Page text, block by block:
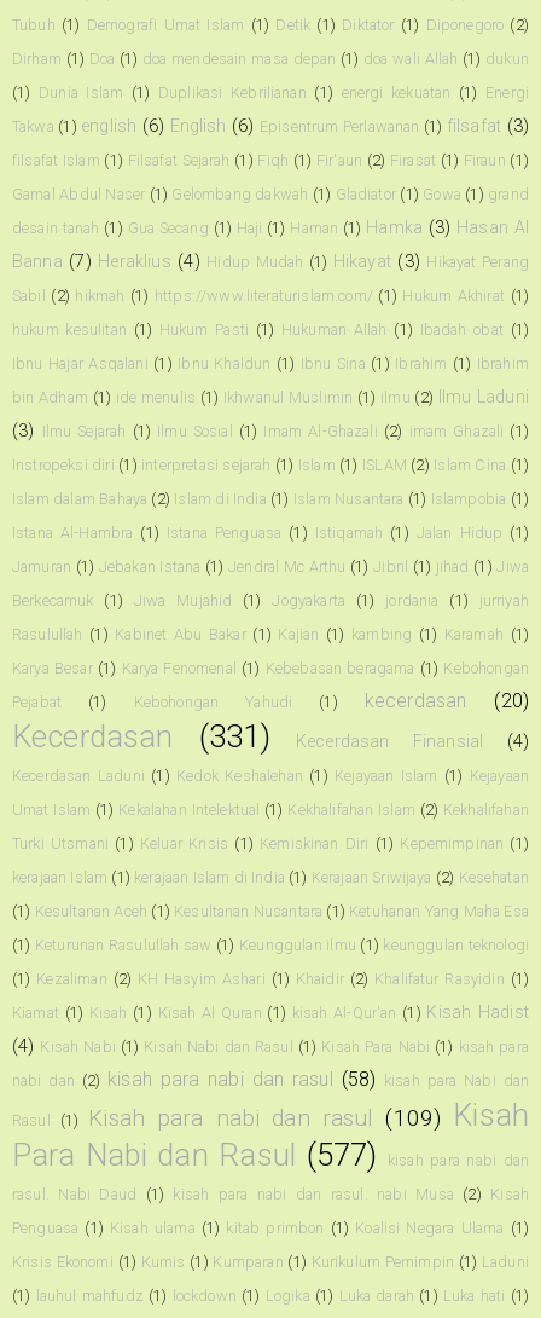
Tubuh (1) Demografi Umat Islam (1) Detik (1) Diktator (1) Diponegoro (2)
Dirham (1) Doa (1) doa mendesain masa depan (1) doa wali Allah (1) dukun
(1) Dunia Islam (1) Duplikasi Kebrilianan (1) energi kekuatan (1) Energi
Takwa (1) english (6) English (6) Episentrum Perlawanan (1) filsafat (3)
filsafat Islam (1) Filsafat Sejarah (1) Fiqh (1) Fir'aun (2) Firasat (1) Firaun (1)
Gamal Abdul Naser (1) Gelombang dakwah (1) Gladiator (1) Gowa (1) grand
desain tanah (1) Gua Secang (1) Haji (1) Haman (1) Hamka (3) Hasan Al
Banna (7) Heraklius (4) Hidup Mudah (1) Hikayat (3) Hikayat Perang
Sabil
(2) hikmah (1) https://www.literaturislam.com/ (1) Hukum Akhirat (1)
hukum kesulitan (1) Hukum Pasti (1) Hukuman Allah (1) Ibadah obat (1)
Ibnu Hajar Asqalani (1) Ibnu Khaldun (1) Ibnu Sina (1) Ibrahim (1) Ibrahim
bin Adham (1) ide menulis (1) Ikhwanul Muslimin (1) ilmu (2) Ilmu Laduni
(3) Ilmu Sejarah (1) Ilmu Sosial (1) Imam Al-Ghazali (2) imam Ghazali (1)
Instropeksi diri (1) interpretasi sejarah (1) Islam (1) ISLAM (2) Islam Cina (1)
Islam dalam Bahaya (2) Islam di India (1) Islam Nusantara (1) Islampobia (1)
Istana Al-Hambra (1) Istana Penguasa (1) Istiqamah (1) Jalan Hidup (1)
Jamuran (1) Jebakan Istana (1) Jendral Mc Arthu (1) Jibril (1) jihad (1) Jiwa
Berkecamuk
(1) Jiwa Mujahid (1) Jogyakarta (1) jordania (1)
jurriyah
Rasulullah (1) Kabinet Abu Bakar (1) Kajian (1) kambing (1) Karamah (1)
Karya Besar (1) Karya Fenomenal (1) Kebebasan beragama (1) Kebohongan
Pejabat
(1) Kebohongan Yahudi (1) kecerdasan (20)
Kecerdasan (331) Kecerdasan Finansial (4)
Kecerdasan Laduni (1) Kedok Keshalehan (1) Kejayaan Islam (1) Kejayaan
Umat Islam (1) Kekalahan Intelektual (1) Kekhalifahan Islam (2) Kekhalifahan
Turki Utsmani (1) Keluar Krisis (1) Kemiskinan Diri (1) Kepemimpinan (1)
kerajaan Islam (1) kerajaan Islam di India (1) Kerajaan Sriwijaya (2) Kesehatan
(1) Kesultanan Aceh (1) Kesultanan Nusantara (1) Ketuhanan Yang Maha Esa
(1) Keturunan Rasulullah saw (1) Keunggulan ilmu (1) keunggulan teknologi
(1) Kezaliman (2) KH Hasyim Ashari (1) Khaidir (2) Khalifatur Rasyidin (1)
Kiamat (1) Kisah (1) Kisah Al Quran (1) kisah Al-Qur'an (1) Kisah Hadist
(4) Kisah Nabi (1) Kisah Nabi dan Rasul (1) Kisah Para Nabi (1) kisah para
nabi dan (2) kisah para nabi dan rasul (58) kisah para Nabi dan
Rasul (1) Kisah para nabi dan rasul (109) Kisah
Para Nabi dan Rasul (577)
kisah para nabi dan
rasul. Nabi Daud
(1) kisah para nabi dan rasul. nabi Musa (2) Kisah
Penguasa (1) Kisah ulama (1) kitab primbon (1) Koalisi Negara Ulama (1)
Krisis Ekonomi (1) Kumis (1) Kumparan (1) Kurikulum Pemimpin (1) Laduni
(1) lauhul mahfudz (1) lockdown (1) Logika (1) Luka darah (1) Luka hati (1)